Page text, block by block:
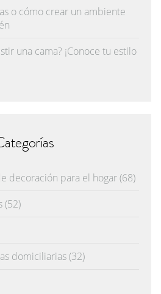
o cómo crear un ambiente
una cama? ¡Conoce tu estilo
decoración para el hogar(68)
(52)
domiciliarias(32)